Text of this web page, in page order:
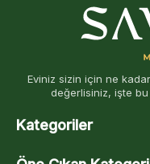
Eviniz sizin için ne
değerlisiniz, işte
Kategoriler